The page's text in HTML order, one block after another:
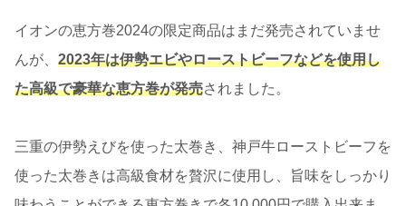
イオンの恵方巻2024の限定商品はまだ発売されていませ
んが、 2023年は伊勢エビやローストビーフなどを使用し
た高級で豪華な恵方巻が発売されました。
三重の伊勢えびを使った太巻き、神戸牛ローストビーフを
使った太巻きは高級食材を贅沢に使用し、旨味をしっかり